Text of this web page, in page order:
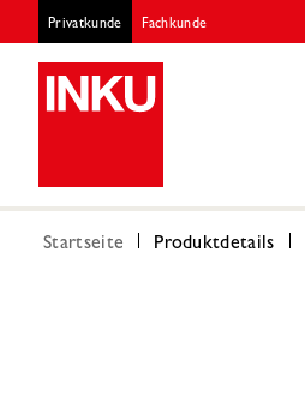
Privatkunde Fachkunde
Startseite Produktdetails